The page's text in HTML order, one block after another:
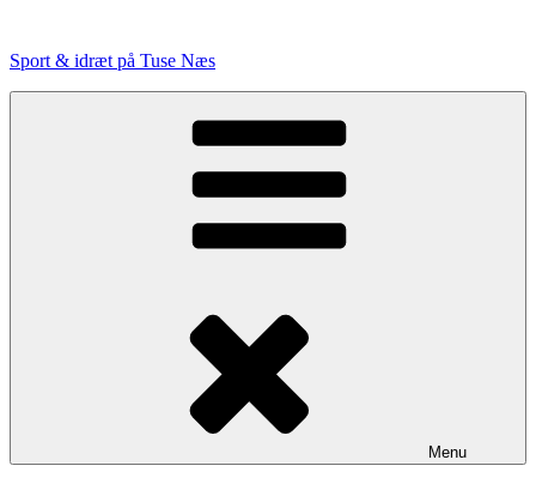
indhold
Sport & idræt på Tuse Næs
Menu